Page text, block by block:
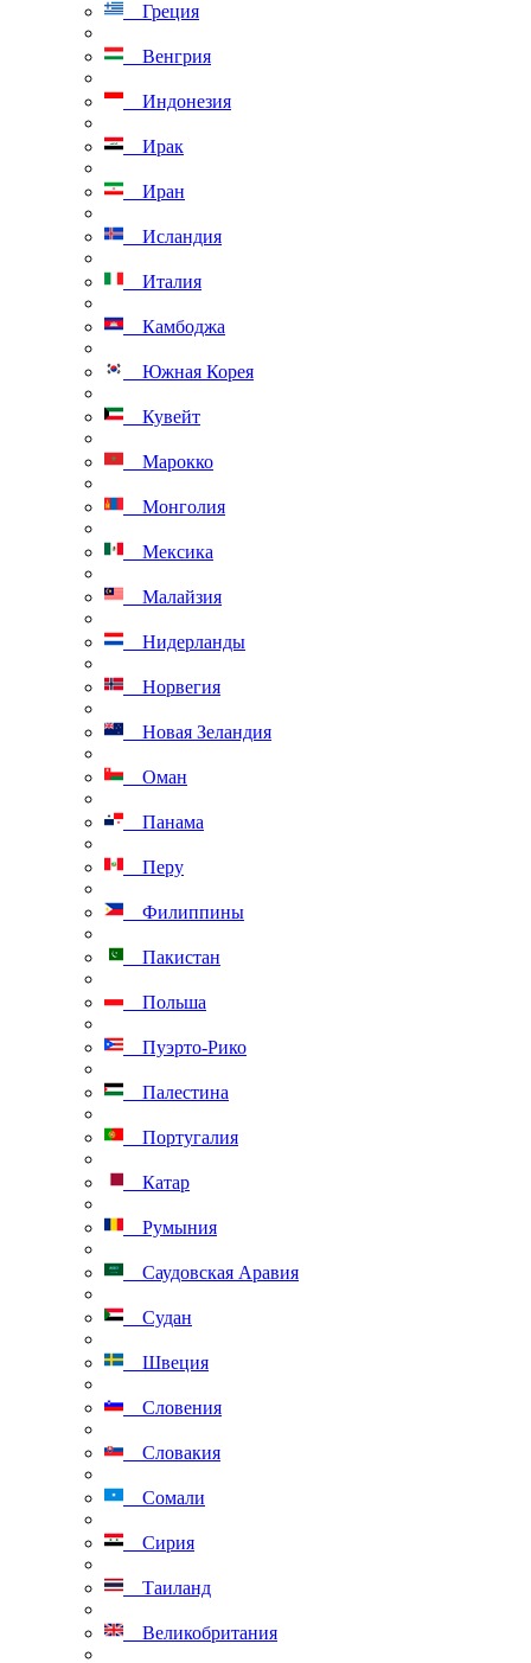
Греция
Венгрия
Индонезия
Ирак
Иран
Исландия
Италия
Камбоджа
Южная Корея
Кувейт
Марокко
Монголия
Мексика
Малайзия
Нидерланды
Норвегия
Новая Зеландия
Оман
Панама
Перу
Филиппины
Пакистан
Польша
Пуэрто-Рико
Палестина
Португалия
Катар
Румыния
Саудовская Аравия
Судан
Швеция
Словения
Словакия
Сомали
Сирия
Таиланд
Великобритания